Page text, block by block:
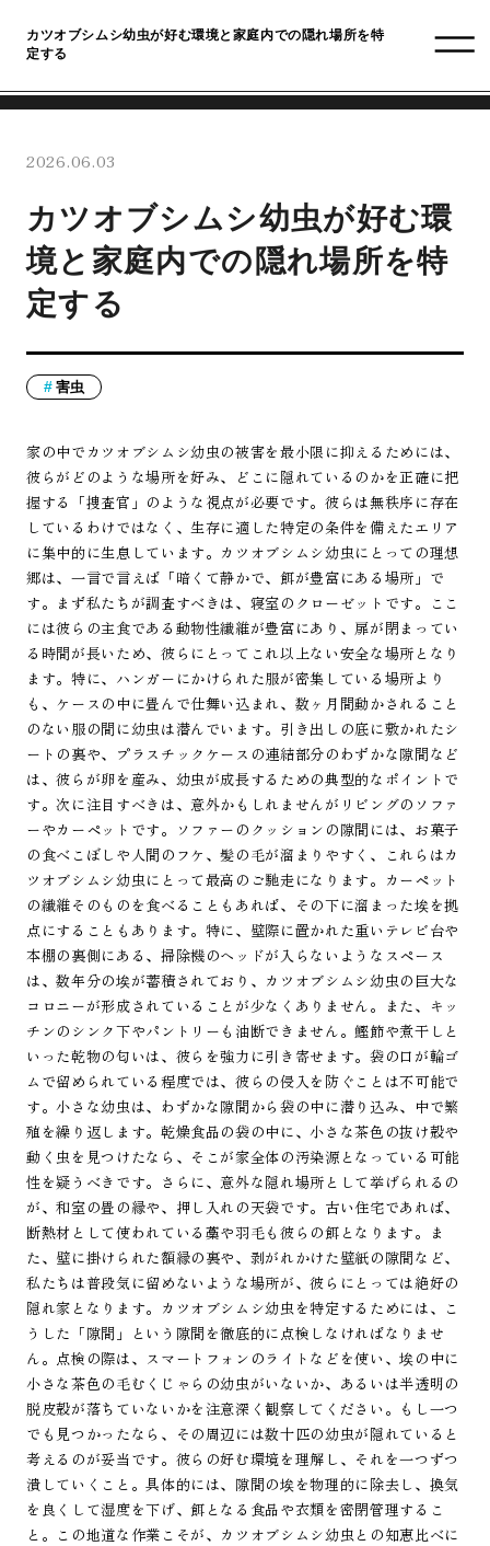
カツオブシムシ幼虫が好む環境と家庭内での隠れ場所を特
定する
2026.06.03
カツオブシムシ幼虫が好む環
境と家庭内での隠れ場所を特
定する
害虫
家の中でカツオブシムシ幼虫の被害を最小限に抑えるためには、
彼らがどのような場所を好み、どこに隠れているのかを正確に把
握する「捜査官」のような視点が必要です。彼らは無秩序に存在
しているわけではなく、生存に適した特定の条件を備えたエリア
に集中的に生息しています。カツオブシムシ幼虫にとっての理想
郷は、一言で言えば「暗くて静かで、餌が豊富にある場所」で
す。まず私たちが調査すべきは、寝室のクローゼットです。ここ
には彼らの主食である動物性繊維が豊富にあり、扉が閉まってい
る時間が長いため、彼らにとってこれ以上ない安全な場所となり
ます。特に、ハンガーにかけられた服が密集している場所より
も、ケースの中に畳んで仕舞い込まれ、数ヶ月間動かされること
のない服の間に幼虫は潜んでいます。引き出しの底に敷かれたシ
ートの裏や、プラスチックケースの連結部分のわずかな隙間など
は、彼らが卵を産み、幼虫が成長するための典型的なポイントで
す。次に注目すべきは、意外かもしれませんがリビングのソファ
ーやカーペットです。ソファーのクッションの隙間には、お菓子
の食べこぼしや人間のフケ、髪の毛が溜まりやすく、これらはカ
ツオブシムシ幼虫にとって最高のご馳走になります。カーペット
の繊維そのものを食べることもあれば、その下に溜まった埃を拠
点にすることもあります。特に、壁際に置かれた重いテレビ台や
本棚の裏側にある、掃除機のヘッドが入らないようなスペース
は、数年分の埃が蓄積されており、カツオブシムシ幼虫の巨大な
コロニーが形成されていることが少なくありません。また、キッ
チンのシンク下やパントリーも油断できません。鰹節や煮干しと
いった乾物の匂いは、彼らを強力に引き寄せます。袋の口が輪ゴ
ムで留められている程度では、彼らの侵入を防ぐことは不可能で
す。小さな幼虫は、わずかな隙間から袋の中に潜り込み、中で繁
殖を繰り返します。乾燥食品の袋の中に、小さな茶色の抜け殻や
動く虫を見つけたなら、そこが家全体の汚染源となっている可能
性を疑うべきです。さらに、意外な隠れ場所として挙げられるの
が、和室の畳の縁や、押し入れの天袋です。古い住宅であれば、
断熱材として使われている藁や羽毛も彼らの餌となります。ま
た、壁に掛けられた額縁の裏や、剥がれかけた壁紙の隙間など、
私たちは普段気に留めないような場所が、彼らにとっては絶好の
隠れ家となります。カツオブシムシ幼虫を特定するためには、こ
うした「隙間」という隙間を徹底的に点検しなければなりませ
ん。点検の際は、スマートフォンのライトなどを使い、埃の中に
小さな茶色の毛むくじゃらの幼虫がいないか、あるいは半透明の
脱皮殻が落ちていないかを注意深く観察してください。もし一つ
でも見つかったなら、その周辺には数十匹の幼虫が隠れていると
考えるのが妥当です。彼らの好む環境を理解し、それを一つずつ
潰していくこと。具体的には、隙間の埃を物理的に除去し、換気
を良くして湿度を下げ、餌となる食品や衣類を密閉管理するこ
と。この地道な作業こそが、カツオブシムシ幼虫との知恵比べに